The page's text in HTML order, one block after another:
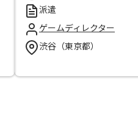
派遣
ゲームディレクター
渋谷（東京都）